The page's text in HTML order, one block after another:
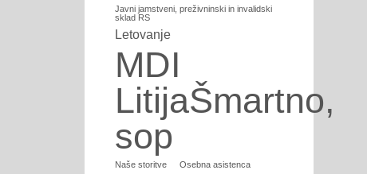
Javni jamstveni, preživninski in invalidski
sklad RS
Letovanje
MDI
LitijaŠmartno,
sop
Naše storitve
Osebna asistenca